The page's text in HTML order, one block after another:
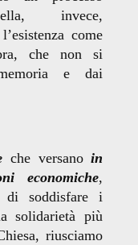
invece,
come
che non si
e dai
che versanoin
economiche,
di soddisfare i
solidarietà più
riusciamo